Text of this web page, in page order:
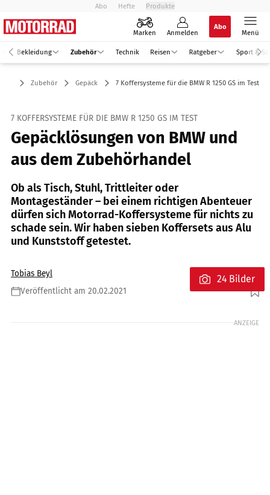
Abo Hefte Produkte
Marken Anmelden
Abo
Menü
Bekleidung Zubehör Technik Reisen Ratgeber Sport &
Zubehör Gepäck 7 Koffersysteme für die BMW R 1250 GS im Test
7 KOFFERSYSTEME FÜR DIE BMW R 1250 GS IM TEST
Gepäcklösungen von BMW und
aus dem Zubehörhandel
Ob als Tisch, Stuhl, Trittleiter oder
Montageständer – bei einem richtigen Abenteuer
dürfen sich Motorrad-Koffersysteme für nichts zu
schade sein. Wir haben sieben Koffersets aus Alu
und Kunststoff getestet.
Tobias Beyl
Veröffentlicht am 20.02.2021
Foto: mps-Fotostudio
24 Bilder
ANZEIGE